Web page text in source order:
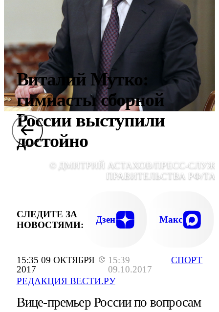
15:35 09 ОКТЯБРЯ
2017
15:39
09.10.2017
РЕДАКЦИЯ ВЕСТИ.РУ
СПОРТ
Виталий Мутко:
гимнасты сборной
России выступили
достойно
© ДМИТРИЙ АСТАХОВ/ПРЕСС-
ПРАВИТЕЛЬСТВА РФ/
СЛЕДИТЕ ЗА
НОВОСТЯМИ:
Дзен Макс
Вице-премьер России по вопросам